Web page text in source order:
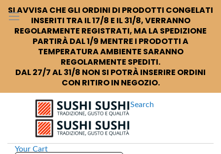
SI AVVISA CHE GLI ORDINI DI PRODOTTI CONGELATI
INSERITI TRA IL 17/8 E IL 31/8, VERRANNO
REGOLARMENTE REGISTRATI, MA LA SPEDIZIONE
PARTIRÀ DAL 1/9 MENTRE I PRODOTTI A
TEMPERATURA AMBIENTE SARANNO
REGOLARMENTE SPEDITI.
DAL 27/7 AL 31/8 NON SI POTRÀ INSERIRE ORDINI
CON RITIRO IN NEGOZIO.
Search
Your Cart